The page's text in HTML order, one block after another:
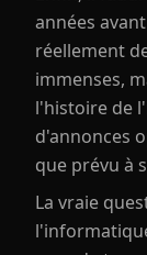
années
réellement
immenses,
l'histoire de
d'annonces
que prévu à
La vraie